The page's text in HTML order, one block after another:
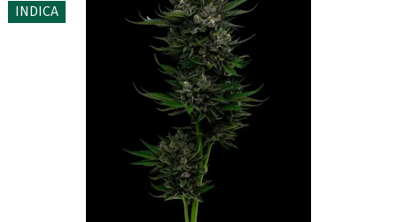
INDICA